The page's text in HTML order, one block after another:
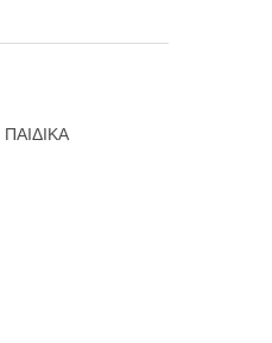
ΠΑΙΔΙΚΑ